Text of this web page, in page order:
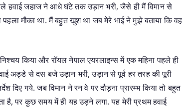
हवाई जहाज ने आधे घंटे तक उड़ान भरी, जैसे ही मैं विमान से
मौका था. मैं बहुत खुश था जब मेरे भाई ने मुझे बताया कि वह
किया और रॉयल नेपाल एयरलाइन्स में एक महिना पहले ही
हवाई अड्डे से दस बजे उड़ान भरी, उड़ान से पूर्व हर तरह की पूरी
दिए गये. जब विमान ने रन वे पर दौड़ना प्रारम्भ किया तो बहुत
है, पर कुछ समय में ही यह उड़ने लगा. यह मेरी प्रथम हवाई